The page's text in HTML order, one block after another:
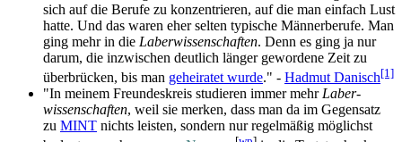
sich auf die Berufe zu konzentrieren, auf die man einfach Lust
hatte. Und das waren eher selten typische Männerberufe. Man
ging mehr in die Laber­wissen­schaften. Denn es ging ja nur
darum, die inzwischen deutlich länger gewordene Zeit zu
überbrücken, bis man geheiratet wurde." - Hadmut Danisch[1]
"In meinem Freundeskreis studieren immer mehr Laber­
wissen­schaften, weil sie merken, dass man da im Gegensatz
zu MINT nichts leisten, sondern nur regelmäßig möglichst